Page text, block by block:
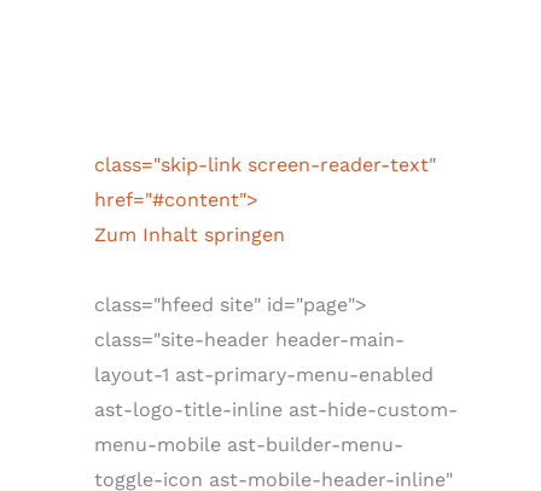
class="skip-link screen-reader-text"
href="#content">
Zum Inhalt springen
class="hfeed site" id="page">
class="site-header header-main-
layout-1 ast-primary-menu-enabled
ast-logo-title-inline ast-hide-custom-
menu-mobile ast-builder-menu-
toggle-icon ast-mobile-header-inline"